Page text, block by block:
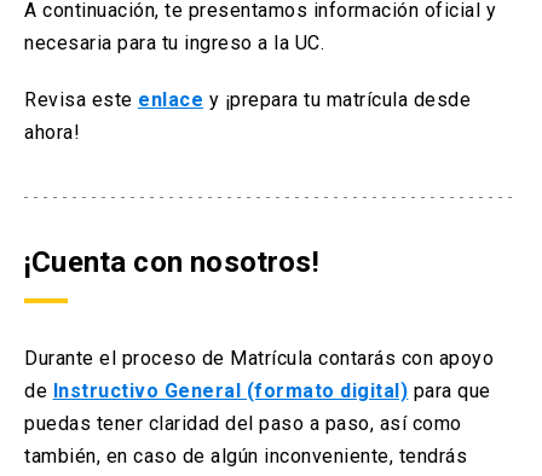
A continuación, te presentamos información oficial y
necesaria para tu ingreso a la UC.
Revisa este enlace y ¡prepara tu matrícula desde
ahora!
¡Cuenta con nosotros!
Durante el proceso de Matrícula contarás con apoyo
de Instructivo General (formato digital) para que
puedas tener claridad del paso a paso, así como
también, en caso de algún inconveniente, tendrás